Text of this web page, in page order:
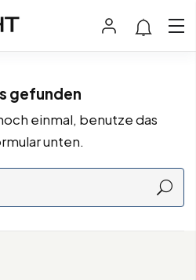
gefunden
einmal, benutze das
unten.